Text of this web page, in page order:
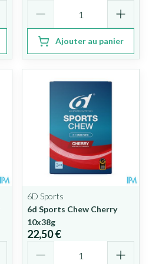
Ajouter au panier
6D Sports
6d Sports Chew Cherry
10x38g
22,50 €